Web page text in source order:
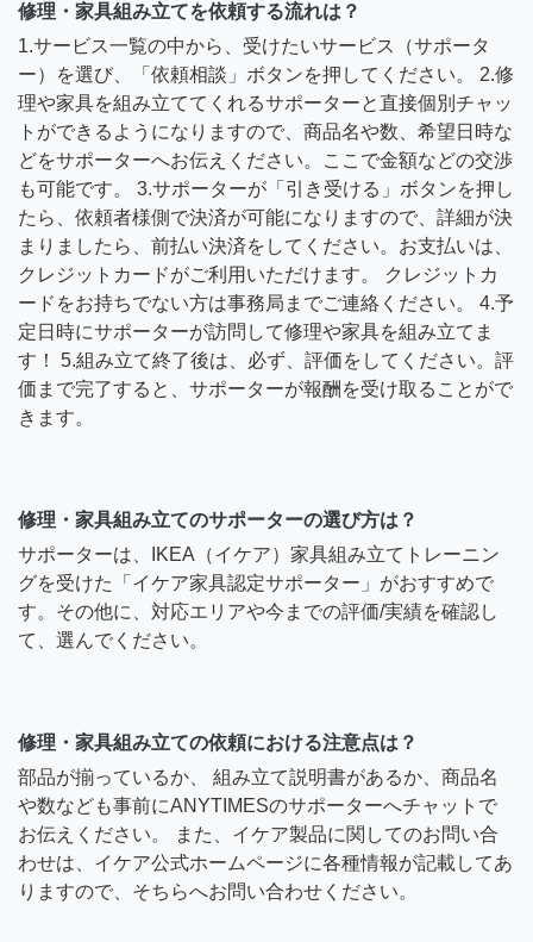
修理・家具組み立てを依頼する流れは？
1.サービス一覧の中から、受けたいサービス（サポータ
ー）を選び、「依頼相談」ボタンを押してください。 2.修
理や家具を組み立ててくれるサポーターと直接個別チャッ
トができるようになりますので、商品名や数、希望日時な
どをサポーターへお伝えください。ここで金額などの交渉
も可能です。 3.サポーターが「引き受ける」ボタンを押し
たら、依頼者様側で決済が可能になりますので、詳細が決
まりましたら、前払い決済をしてください。お支払いは、
クレジットカードがご利用いただけます。 クレジットカ
ードをお持ちでない方は事務局までご連絡ください。 4.予
定日時にサポーターが訪問して修理や家具を組み立てま
す！ 5.組み立て終了後は、必ず、評価をしてください。評
価まで完了すると、サポーターが報酬を受け取ることがで
きます。
修理・家具組み立てのサポーターの選び方は？
サポーターは、IKEA（イケア）家具組み立てトレーニン
グを受けた「イケア家具認定サポーター」がおすすめで
す。その他に、対応エリアや今までの評価/実績を確認し
て、選んでください。
修理・家具組み立ての依頼における注意点は？
部品が揃っているか、 組み立て説明書があるか、商品名
や数なども事前にANYTIMESのサポーターへチャットで
お伝えください。 また、イケア製品に関してのお問い合
わせは、イケア公式ホームページに各種情報が記載してあ
りますので、そちらへお問い合わせください。